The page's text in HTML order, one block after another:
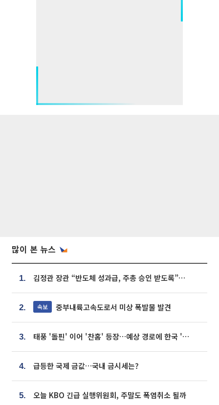
많이 본 뉴스
1. 김정관 장관 “반도체 성과급, 주총 승인 받도록”…상법·자본시장법 개정 시사
2. 속보 중부내륙고속도로서 미상 폭발물 발견
3. 태풍 '돌핀' 이어 '찬홈' 등장…예상 경로에 한국 '한숨'
4. 급등한 국제 금값…국내 금시세는?
5. 오늘 KBO 긴급 실행위원회, 주말도 폭염취소 될까